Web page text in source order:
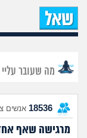
מה שעובר עליי
18536 אנשים
מרגישה שאף